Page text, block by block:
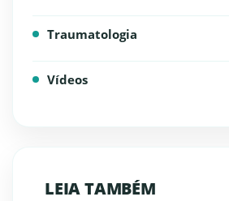
Traumatologia
Vídeos
LEIA TAMBÉM